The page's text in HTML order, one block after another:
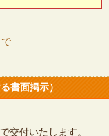
書面掲示）
交付いたします。